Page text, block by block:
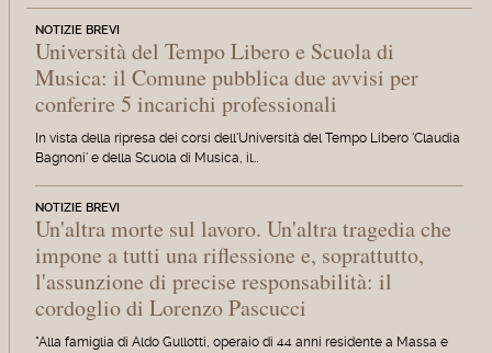
NOTIZIE BREVI
Università del Tempo Libero e Scuola di
Musica: il Comune pubblica due avvisi per
conferire 5 incarichi professionali
In vista della ripresa dei corsi dell'Università del Tempo Libero 'Claudia
Bagnoni' e della Scuola di Musica, il…
NOTIZIE BREVI
Un'altra morte sul lavoro. Un'altra tragedia che
impone a tutti una riflessione e, soprattutto,
l'assunzione di precise responsabilità: il
cordoglio di Lorenzo Pascucci
"Alla famiglia di Aldo Gullotti, operaio di 44 anni residente a Massa e